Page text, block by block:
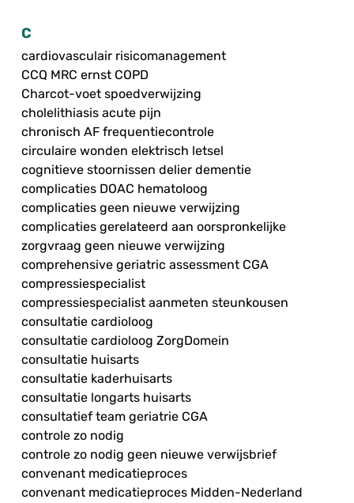
C
cardiovasculair risicomanagement
CCQ MRC ernst COPD
Charcot-voet spoedverwijzing
cholelithiasis acute pijn
chronisch AF frequentiecontrole
circulaire wonden elektrisch letsel
cognitieve stoornissen delier dementie
complicaties DOAC hematoloog
complicaties geen nieuwe verwijzing
complicaties gerelateerd aan oorspronkelijke
zorgvraag geen nieuwe verwijzing
comprehensive geriatric assessment CGA
compressiespecialist
compressiespecialist aanmeten steunkousen
consultatie cardioloog
consultatie cardioloog ZorgDomein
consultatie huisarts
consultatie kaderhuisarts
consultatie longarts huisarts
consultatief team geriatrie CGA
controle zo nodig
controle zo nodig geen nieuwe verwijsbrief
convenant medicatieproces
convenant medicatieproces Midden-Nederland